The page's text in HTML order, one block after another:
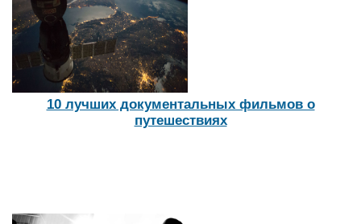
Автор:
Петрова Евгения
развеиваем популярные заблуждения